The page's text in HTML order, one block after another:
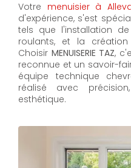
Votre menuisier à
d'expérience, s'est
tels que l'installation
roulants, et la
Choisir MENUISERIE TAZ,
reconnue et un savoir-
équipe technique
réalisé avec
esthétique.